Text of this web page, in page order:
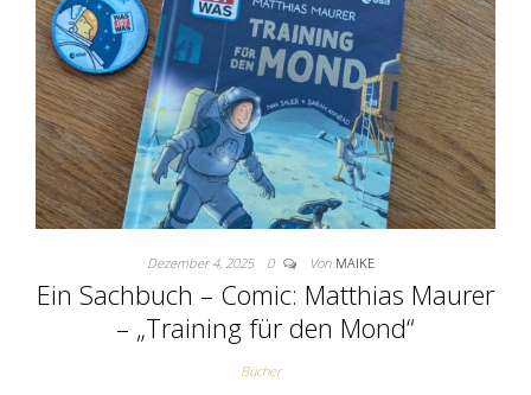
Dezember 4, 2025 0 Von MAIKE
Ein Sachbuch – Comic: Matthias Maurer
– „Training für den Mond“
Bücher